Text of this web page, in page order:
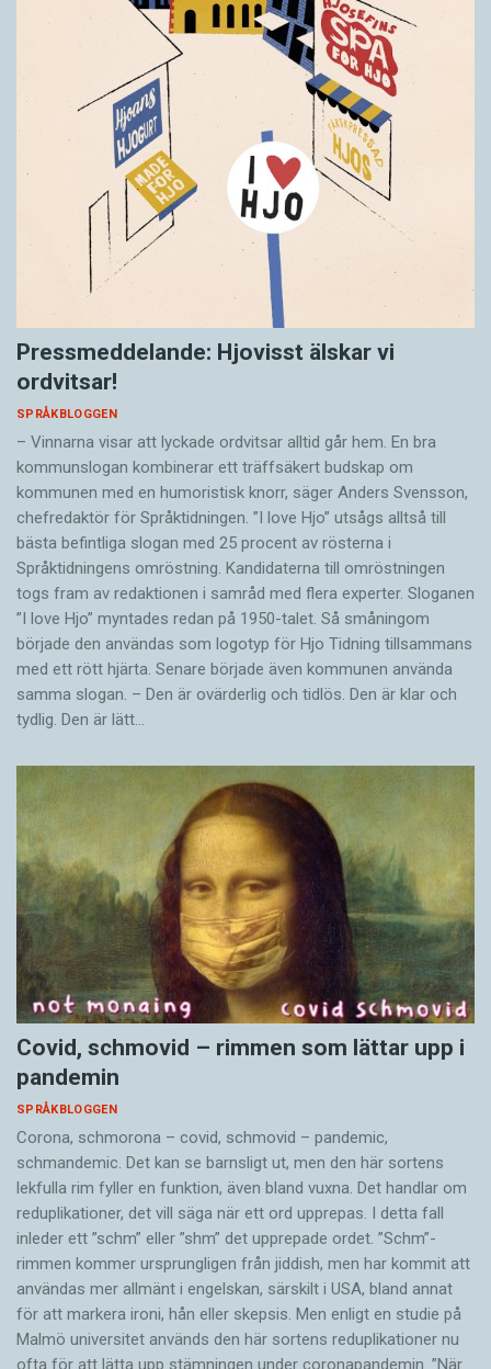
Pressmeddelande: Hjovisst älskar vi
ordvitsar!
SPRÅKBLOGGEN
– Vinnarna visar att lyckade ordvitsar alltid går hem. En bra
kommunslogan kombinerar ett träffsäkert budskap om
kommunen med en humoristisk knorr, säger Anders Svensson,
chefredaktör för Språktidningen. ”I love Hjo” utsågs alltså till
bästa befintliga slogan med 25 procent av rösterna i
Språktidningens omröstning. Kandidaterna till omröstningen
togs fram av redaktionen i samråd med flera experter. Sloganen
”I love Hjo” myntades redan på 1950-talet. Så småningom
började den användas som logotyp för Hjo Tidning tillsammans
med ett rött hjärta. Senare började även kommunen använda
samma slogan. – Den är ovärderlig och tidlös. Den är klar och
tydlig. Den är lätt…
Covid, schmovid – rimmen som lättar upp i
pandemin
SPRÅKBLOGGEN
Corona, schmorona – covid, schmovid – pandemic,
schmandemic. Det kan se barnsligt ut, men den här sortens
lekfulla rim fyller en funktion, även bland vuxna. Det handlar om
reduplikationer, det vill säga när ett ord upprepas. I detta fall
inleder ett ”schm” eller ”shm” det upprepade ordet. ”Schm”-
rimmen kommer ursprungligen från jiddish, men har kommit att
användas mer allmänt i engelskan, särskilt i USA, bland annat
för att markera ironi, hån eller skepsis. Men enligt en studie på
Malmö universitet används den här sortens reduplikationer nu
ofta för att lätta upp stämningen under coronapandemin. ”När